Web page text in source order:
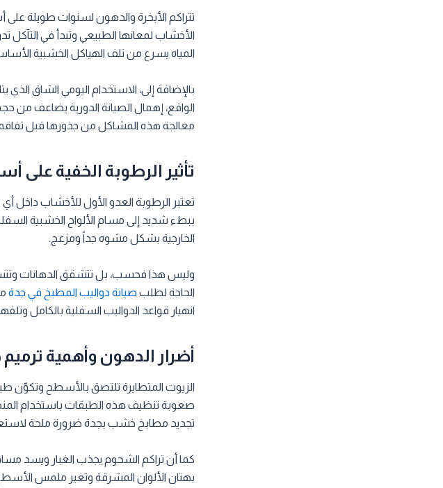
تتراكم الأبخرة والدهون لسنوات طويلة على
الأخشاب لمعانها الطبيعي وتبدأ في
المياه يسرع من تلف الهياكل الخشبية
بالإضافة إلى، الاستخدام اليومي الشاق
الواقع، إهمال الصيانة الدورية يضاعف من
معالجة هذه المشاكل من جذورها قبل
تأثير الرطوبة الخفية على
تعتبر الرطوبة العدو الأول للأخشاب داخل
ببطء شديد إلى مسام الألواح الخشبية
الخارجية بشكل مشوه جداً ومزعج.
وليس هذا فحسب، بل تتشقق الدهانات
الحاجة لطلب صيانة دواليب المطبخ في جدة
انهيار قواعد الدواليب السفلية بالكامل
أضرار الدهون وأهمية
الزيوت المتطايرة تلتصق بالأسطح وتكوّن
صعوبة تنظيف هذه الطبقات باستخدام
تجديد مطابخ خشب بجدة ضرورة ملحة
كما أن تراكم الشحوم يجذب الغبار ويسد
بهتان الألوان المشرقة وتغير ملمس